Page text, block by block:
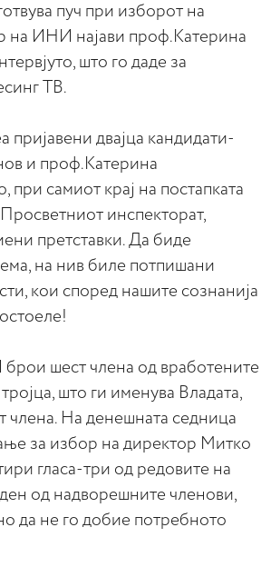
пуч при изборот на
на ИНИ најави проф.Катерина
што го даде за
ТВ.
пријавени двајца кандидати-
и проф.Катерина
при самиот крај на постапката
инспекторат,
претставки. Да биде
на нив биле потпишани
кои според нашите сознанија
шест члена од вработените
што ги именува Владата,
члена. На денешната седница
за избор на директор Митко
гласа-три од редовите на
од надворешните членови,
да не го добие потребното